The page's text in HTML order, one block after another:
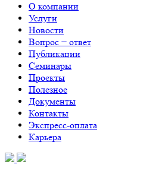
О компании
Услуги
Новости
Вопрос − ответ
Публикации
Семинары
Проекты
Полезное
Документы
Контакты
Экспресс-оплата
Карьера